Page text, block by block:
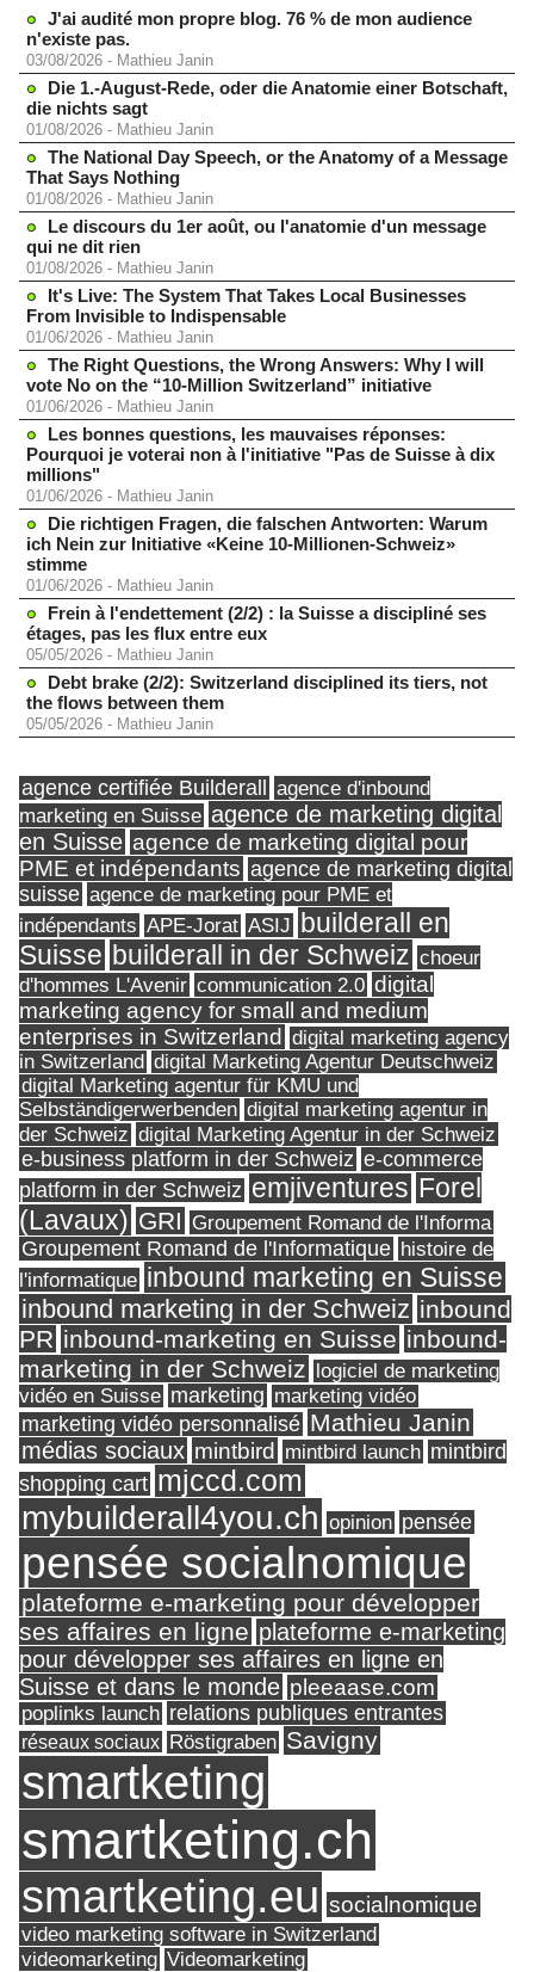
J'ai audité mon propre blog. 76 % de mon audience
n'existe pas.
03/08/2026 - Mathieu Janin
Die 1.-August-Rede, oder die Anatomie einer Botschaft,
die nichts sagt
01/08/2026 - Mathieu Janin
The National Day Speech, or the Anatomy of a Message
That Says Nothing
01/08/2026 - Mathieu Janin
Le discours du 1er août, ou l'anatomie d'un message
qui ne dit rien
01/08/2026 - Mathieu Janin
It's Live: The System That Takes Local Businesses
From Invisible to Indispensable
01/06/2026 - Mathieu Janin
The Right Questions, the Wrong Answers: Why I will
vote No on the “10-Million Switzerland” initiative
01/06/2026 - Mathieu Janin
Les bonnes questions, les mauvaises réponses:
Pourquoi je voterai non à l'initiative "Pas de Suisse à dix
millions"
01/06/2026 - Mathieu Janin
Die richtigen Fragen, die falschen Antworten: Warum
ich Nein zur Initiative «Keine 10-Millionen-Schweiz»
stimme
01/06/2026 - Mathieu Janin
Frein à l'endettement (2/2) : la Suisse a discipliné ses
étages, pas les flux entre eux
05/05/2026 - Mathieu Janin
Debt brake (2/2): Switzerland disciplined its tiers, not
the flows between them
05/05/2026 - Mathieu Janin
agence certifiée Builderall
agence d'inbound
marketing en Suisse agence de marketing digital
en Suisse agence de marketing digital pour
PME et indépendants agence de marketing digital
suisse agence de marketing pour PME et
indépendants APE-Jorat ASIJ builderall en
Suisse builderall in der Schweiz choeur
d'hommes L'Avenir communication 2.0 digital
marketing agency for small and medium
enterprises in Switzerland digital marketing agency
in Switzerland digital Marketing Agentur Deutschweiz
digital Marketing agentur für KMU und
Selbständigerwerbenden digital marketing agentur in
der Schweiz digital Marketing Agentur in der Schweiz
e-business platform in der Schweiz e-commerce
platform in der Schweiz emjiventures Forel
(Lavaux) GRI Groupement Romand de l'Informa
Groupement Romand de l'Informatique histoire de
l'informatique inbound marketing en Suisse
inbound marketing in der Schweiz inbound
PR inbound-marketing en Suisse inbound-
marketing in der Schweiz logiciel de marketing
vidéo en Suisse marketing marketing vidéo
marketing vidéo personnalisé Mathieu Janin
médias sociaux mintbird mintbird launch mintbird
shopping cart mjccd.com
mybuilderall4you.ch opinion pensée
pensée socialnomique
plateforme e-marketing pour développer
ses affaires en ligne plateforme e-marketing
pour développer ses affaires en ligne en
Suisse et dans le monde pleeaase.com
poplinks launch relations publiques entrantes
réseaux sociaux Röstigraben Savigny
smartketing
smartketing.ch
smartketing.eu socialnomique
video marketing software in Switzerland
videomarketing Videomarketing